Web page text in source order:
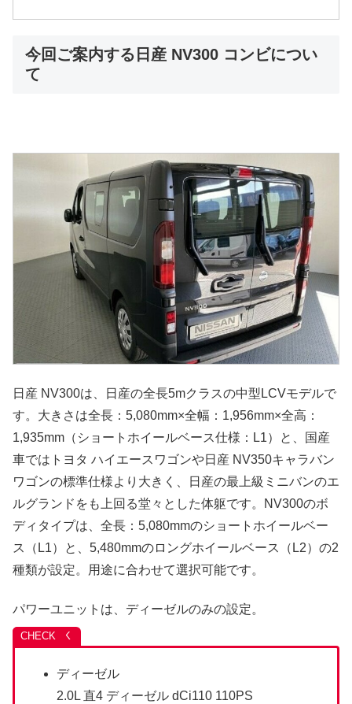
今回ご案内する日産 NV300 コンビについ
て
日産 NV300は、日産の全長5mクラスの中型LCVモデルで
す。大きさは全長：5,080mm×全幅：1,956mm×全高：
1,935mm（ショートホイールベース仕様：L1）と、国産
車ではトヨタ ハイエースワゴンや日産 NV350キャラバン
ワゴンの標準仕様より大きく、日産の最上級ミニバンのエ
ルグランドをも上回る堂々とした体躯です。NV300のボ
ディタイプは、全長：5,080mmのショートホイールベー
ス（L1）と、5,480mmのロングホイールベース（L2）の2
種類が設定。用途に合わせて選択可能です。
パワーユニットは、ディーゼルのみの設定。
ディーゼル
2.0L 直4 ディーゼル dCi110 110PS